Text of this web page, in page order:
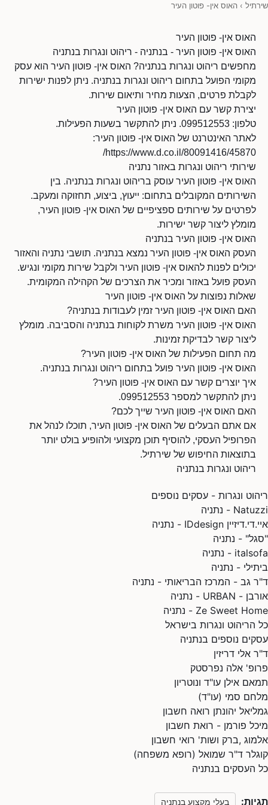
שירתיל › האוס אין- פוטון העיר
האוס אין- פוטון העיר
האוס אין- פוטון העיר - בנתניה - ריהוט ונגרות בנתניה
מחפשים ריהוט ונגרות בנתניה? האוס אין- פוטון העיר הוא עסק
מקומי הפועל בתחום ריהוט ונגרות בנתניה. ניתן לפנות ישירות
לקבלת פרטים, הצעות מחיר ותיאום שירות.
יצירת קשר עם האוס אין- פוטון העיר
טלפון: 099512553. ניתן להתקשר בשעות הפעילות.
לאתר האינטרנט של האוס אין- פוטון העיר:
https://www.d.co.il/80091416/45870/
שירותי ריהוט ונגרות באזור נתניה
האוס אין- פוטון העיר עוסק בריהוט ונגרות בנתניה. בין
השירותים המקובלים בתחום: ייעוץ, ביצוע, תחזוקה ומעקב.
לפרטים על שירותים ספציפיים של האוס אין- פוטון העיר,
מומלץ ליצור קשר ישירות.
האוס אין- פוטון העיר בנתניה
העסק האוס אין- פוטון העיר נמצא בנתניה. תושבי נתניה והאזור
יכולים לפנות להאוס אין- פוטון העיר ולקבל שירות מקומי ונגיש.
העסק פועל באזור ומכיר את הצרכים של הקהילה המקומית.
שאלות נפוצות על האוס אין- פוטון העיר
האם האוס אין- פוטון העיר זמין לעבודות בנתניה?
האוס אין- פוטון העיר משרת לקוחות בנתניה והסביבה. מומלץ
ליצור קשר לבדיקת זמינות.
מה תחום הפעילות של האוס אין- פוטון העיר?
האוס אין- פוטון העיר פועל בתחום ריהוט ונגרות בנתניה.
איך יוצרים קשר עם האוס אין- פוטון העיר?
ניתן להתקשר למספר 099512553.
האם האוס אין- פוטון העיר שייך לכם?
אם אתם הבעלים של האוס אין- פוטון העיר, תוכלו לנהל את
הפרופיל העסקי, להוסיף תוכן מקצועי ולהופיע בולט יותר
בתוצאות החיפוש של שירתיל.
ריהוט ונגרות בנתניה
ריהוט ונגרות - עסקים נוספים
Natuzzi - נתניה
איי.די.דיזיין IDdesign - נתניה
"סגל" - נתניה
italsofa - נתניה
ביתילי - נתניה
ד"ר גב - המרכז הבריאותי - נתניה
אורבן - URBAN - נתניה
Ze Sweet Home - נתניה
כל הריהוט ונגרות בישראל
עסקים נוספים בנתניה
ד"ר אלי דריזין
פרופ' אלה נפרסטק
תמאם אילן עו"ד ונוטריון
מלחם סמי (עו"ד)
גמליאל יהונתן רואה חשבון
מיכל פורמן - רואת חשבון
אלמוג ,ברק ושות' רואי חשבון
קוגלר ד"ר שמואל (רופא משפחה)
כל העסקים בנתניה
תגיות: בעלי מקצוע בנתניה